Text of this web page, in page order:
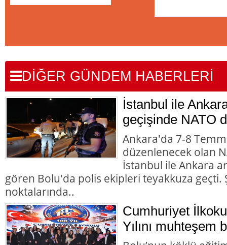
DİĞER GÜNDEM HABERLERİ
İstanbul ile
geçişinde NATO
Ankara'da 7-8
düzenlenecek olan
İstanbul ile Ankara
gören Bolu'da polis ekipleri teyakkuza geçti.
noktalarında..
Cumhuriyet
Yılını muhteşem